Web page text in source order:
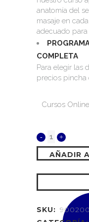
anatomía del
masaje en
adecuado
COMPLETA
Para elegir las
precios pincha
Cursos Online
AÑADIR
SKU: